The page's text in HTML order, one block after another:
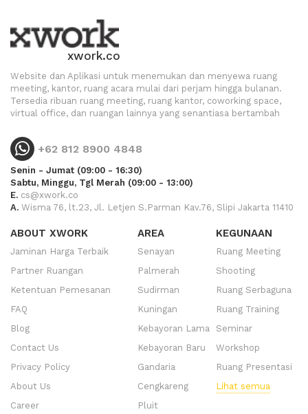
xwork.co
Website dan Aplikasi untuk menemukan dan menyewa ruang
meeting, kantor, ruang acara mulai dari perjam hingga bulanan.
Tersedia ribuan ruang meeting, ruang kantor, coworking space,
virtual office, dan ruangan lainnya yang senantiasa bertambah
+62 812 8900 4848
Senin - Jumat (09:00 - 16:30)
Sabtu, Minggu, Tgl Merah (09:00 - 13:00)
E. cs@xwork.co
A. Wisma 76, lt.23, Jl. Letjen S.Parman Kav.76, Slipi Jakarta 11410
ABOUT XWORK
Jaminan Harga Terbaik
Partner Ruangan
Ketentuan Pemesanan
FAQ
Blog
Contact Us
Privacy Policy
About Us
Career
AREA
Senayan
Palmerah
Sudirman
Kuningan
Kebayoran Lama
Kebayoran Baru
Gandaria
Cengkareng
Pluit
KEGUNAAN
Ruang Meeting
Shooting
Ruang Serbaguna
Ruang Training
Seminar
Workshop
Ruang Presentasi
Lihat semua